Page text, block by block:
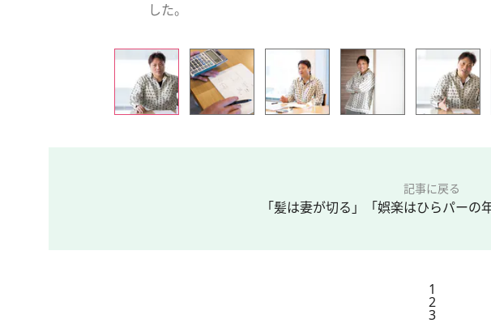
した。
記事に戻る
「髪は妻が切る」「娯楽はひらパーの
1
2
3